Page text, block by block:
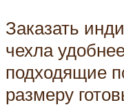
Заказать
чехла
подходящие
размеру